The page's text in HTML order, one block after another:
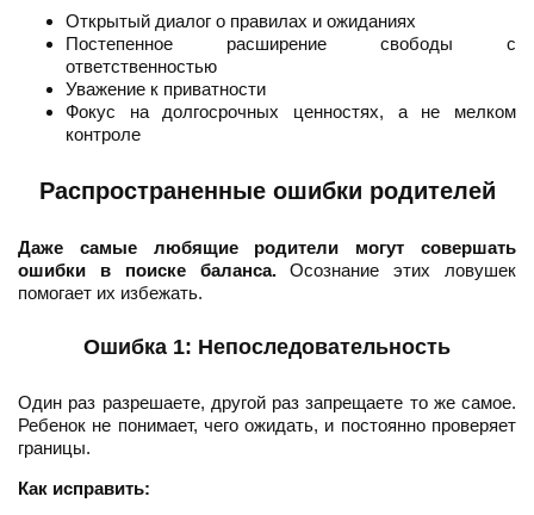
Открытый диалог о правилах и ожиданиях
Постепенное расширение свободы с
ответственностью
Уважение к приватности
Фокус на долгосрочных ценностях, а не мелком
контроле
Распространенные ошибки родителей
Даже самые любящие родители могут совершать
ошибки в поиске баланса.Осознание этих ловушек
помогает их избежать.
Ошибка 1: Непоследовательность
Один раз разрешаете, другой раз запрещаете то же самое.
Ребенок не понимает, чего ожидать, и постоянно проверяет
границы.
Как исправить: